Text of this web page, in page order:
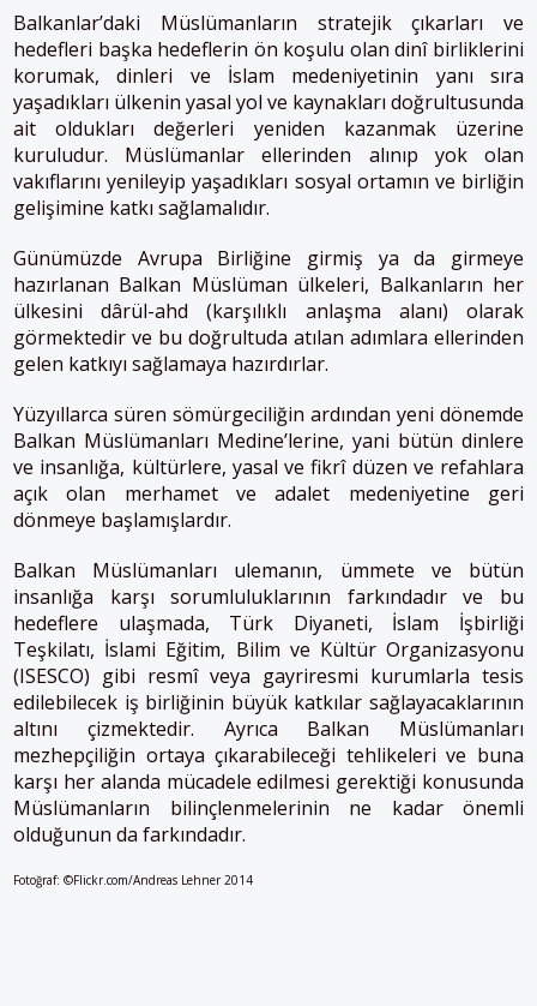
Balkanlar’daki Müslümanların stratejik çıkarları ve
hedefleri başka hedeflerin ön koşulu olan dinî birliklerini
korumak, dinleri ve İslam medeniyetinin yanı sıra
yaşadıkları ülkenin yasal yol ve kaynakları doğrultusunda
ait oldukları değerleri yeniden kazanmak üzerine
kuruludur. Müslümanlar ellerinden alınıp yok olan
vakıflarını yenileyip yaşadıkları sosyal ortamın ve birliğin
gelişimine katkı sağlamalıdır.
Günümüzde Avrupa Birliğine girmiş ya da girmeye
hazırlanan Balkan Müslüman ülkeleri, Balkanların her
ülkesini dârül-ahd (karşılıklı anlaşma alanı) olarak
görmektedir ve bu doğrultuda atılan adımlara ellerinden
gelen katkıyı sağlamaya hazırdırlar.
Yüzyıllarca süren sömürgeciliğin ardından yeni dönemde
Balkan Müslümanları Medine’lerine, yani bütün dinlere
ve insanlığa, kültürlere, yasal ve fikrî düzen ve refahlara
açık olan merhamet ve adalet medeniyetine geri
dönmeye başlamışlardır.
Balkan Müslümanları ulemanın, ümmete ve bütün
insanlığa karşı sorumluluklarının farkındadır ve bu
hedeflere ulaşmada, Türk Diyaneti, İslam İşbirliği
Teşkilatı, İslami Eğitim, Bilim ve Kültür Organizasyonu
(ISESCO) gibi resmî veya gayriresmi kurumlarla tesis
edilebilecek iş birliğinin büyük katkılar sağlayacaklarının
altını çizmektedir. Ayrıca Balkan Müslümanları
mezhepçiliğin ortaya çıkarabileceği tehlikeleri ve buna
karşı her alanda mücadele edilmesi gerektiği konusunda
Müslümanların bilinçlenmelerinin ne kadar önemli
olduğunun da farkındadır.
Fotoğraf: ©Flickr.com/Andreas Lehner 2014